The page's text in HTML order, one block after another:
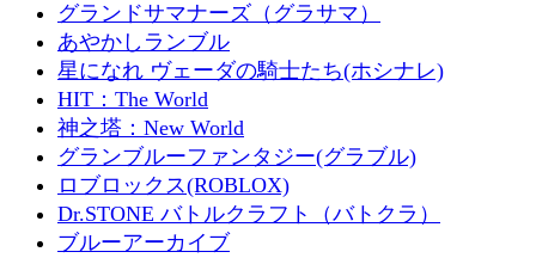
グランドサマナーズ（グラサマ）
あやかしランブル
星になれ ヴェーダの騎士たち(ホシナレ)
HIT：The World
神之塔：New World
グランブルーファンタジー(グラブル)
ロブロックス(ROBLOX)
Dr.STONE バトルクラフト（バトクラ）
ブルーアーカイブ